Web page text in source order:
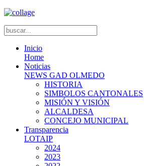
Inicio
Home
Noticias
NEWS GAD OLMEDO
HISTORIA
SIMBOLOS CANTONALES
MISIÓN Y VISIÓN
ALCALDESA
CONCEJO MUNICIPAL
Transparencia
LOTAIP
2024
2023